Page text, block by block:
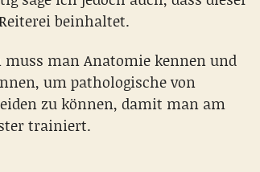
beinhaltet.
muss man Anatomie kennen und
um pathologische von
zu können, damit man am
trainiert.